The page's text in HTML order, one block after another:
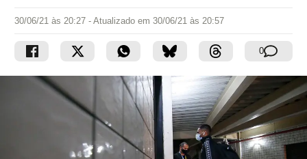
30/06/21 às 20:27 - Atualizado em 30/06/21 às 20:57
0